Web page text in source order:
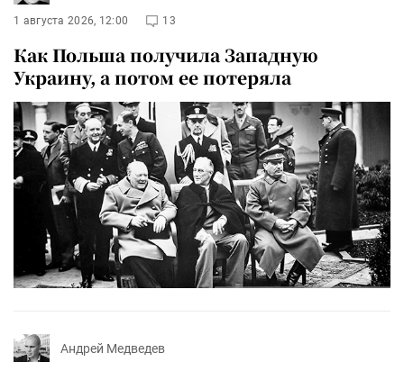
1 августа 2026, 12:00 13
Как Польша получила Западную
Украину, а потом ее потеряла
Андрей Медведев